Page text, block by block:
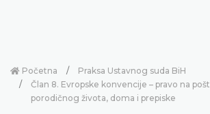
Početna
Praksa Ustavnog suda BiH
Član 8. Evropske konvencije – pravo na
porodičnog života, doma i prepiske